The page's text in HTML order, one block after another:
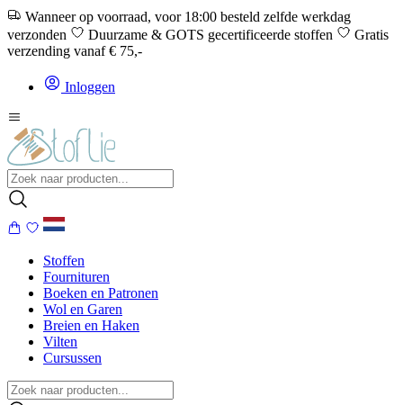
Wanneer op voorraad, voor 18:00 besteld zelfde werkdag
verzonden
Duurzame & GOTS gecertificeerde stoffen
Gratis
verzending vanaf € 75,-
Inloggen
Stoffen
Fournituren
Boeken en Patronen
Wol en Garen
Breien en Haken
Vilten
Cursussen